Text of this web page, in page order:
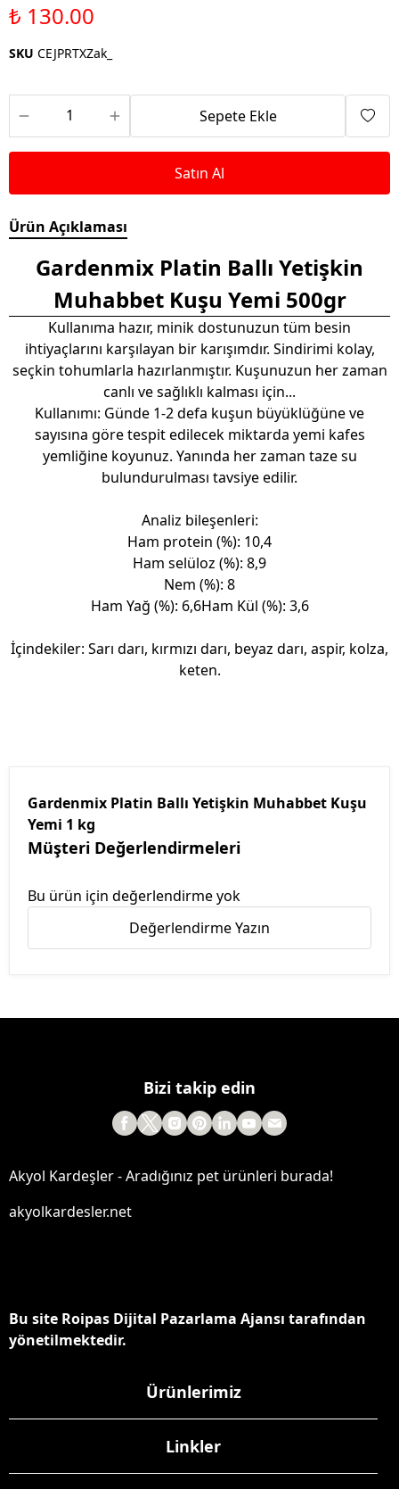
₺ 130.00
SKU CEJPRTXZak_
Sepete Ekle
Satın Al
Ürün Açıklaması
Gardenmix Platin Ballı Yetişkin
Muhabbet Kuşu Yemi 500gr
Kullanıma hazır, minik dostunuzun tüm besin
ihtiyaçlarını karşılayan bir karışımdır. Sindirimi kolay,
seçkin tohumlarla hazırlanmıştır. Kuşunuzun her zaman
canlı ve sağlıklı kalması için...
Kullanımı: Günde 1-2 defa kuşun büyüklüğüne ve
sayısına göre tespit edilecek miktarda yemi kafes
yemliğine koyunuz. Yanında her zaman taze su
bulundurulması tavsiye edilir.
Analiz bileşenleri:
Ham protein (%): 10,4
Ham selüloz (%): 8,9
Nem (%): 8
Ham Yağ (%): 6,6Ham Kül (%): 3,6
İçindekiler: Sarı darı, kırmızı darı, beyaz darı, aspir, kolza,
keten.
Gardenmix Platin Ballı Yetişkin Muhabbet Kuşu
Yemi 1 kg
Müşteri Değerlendirmeleri
Bu ürün için değerlendirme yok
Değerlendirme Yazın
Bizi takip edin
Akyol Kardeşler - Aradığınız pet ürünleri burada!
akyolkardesler.net
Bu site Roipas Dijital Pazarlama Ajansı tarafından
yönetilmektedir.
Ürünlerimiz
Linkler